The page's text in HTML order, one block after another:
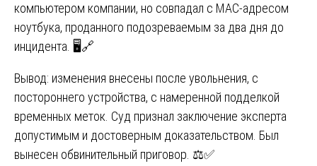
компьютером компании, но совпадал с MAC-адресом
ноутбука, проданного подозреваемым за два дня до
инцидента. 🖥️🔗
Вывод: изменения внесены после увольнения, с
постороннего устройства, с намеренной подделкой
временных меток. Суд признал заключение эксперта
допустимым и достоверным доказательством. Был
вынесен обвинительный приговор. ⚖️✅